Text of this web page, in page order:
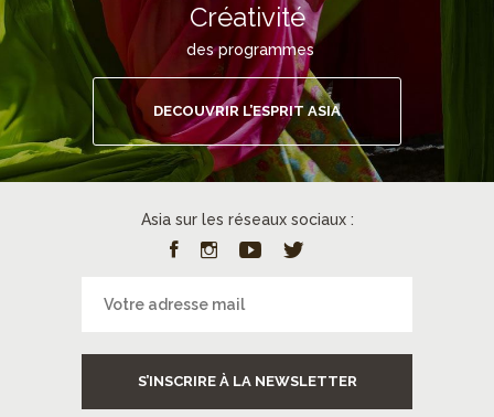
Créativité
des programmes
DECOUVRIR L’ESPRIT ASIA
Asia sur les réseaux sociaux :
S’INSCRIRE À LA NEWSLETTER